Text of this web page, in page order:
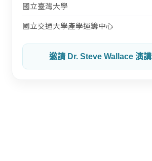
國立臺灣大學
國立交通大學產學運籌中心
邀請 Dr. Steve Wallace 演講